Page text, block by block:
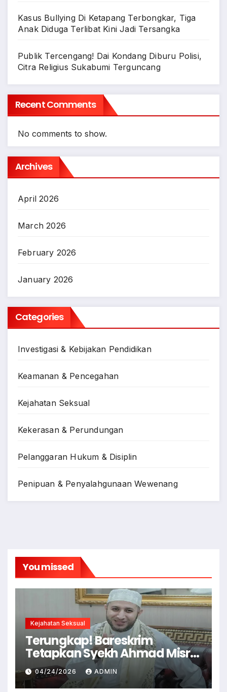
Kasus Bullying Di Ketapang Terbongkar, Tiga
Anak Diduga Terlibat Kini Jadi Tersangka
Publik Tercengang! Dai Kondang Diburu Polisi,
Citra Religius Sukabumi Terguncang
Recent Comments
No comments to show.
Archives
April 2026
March 2026
February 2026
January 2026
Categories
Investigasi & Kebijakan Pendidikan
Keamanan & Pencegahan
Kejahatan Seksual
Kekerasan & Perundungan
Pelanggaran Hukum & Disiplin
Penipuan & Penyalahgunaan Wewenang
You missed
Kejahatan Seksual
Terungkap! Bareskrim
Tetapkan Syekh Ahmad Misry
Tersangka, Kasus Dugaan
Pelecehan Seksual
04/24/2026 ADMIN